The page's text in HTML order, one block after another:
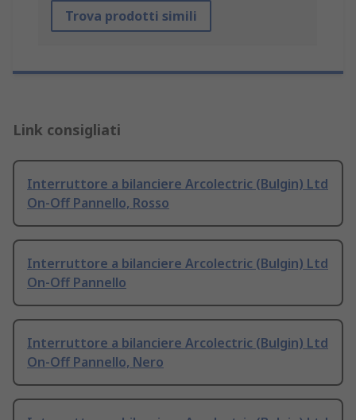
Trova prodotti simili
Link consigliati
Interruttore a bilanciere Arcolectric (Bulgin) Ltd
On-Off Pannello, Rosso
Interruttore a bilanciere Arcolectric (Bulgin) Ltd
On-Off Pannello
Interruttore a bilanciere Arcolectric (Bulgin) Ltd
On-Off Pannello, Nero